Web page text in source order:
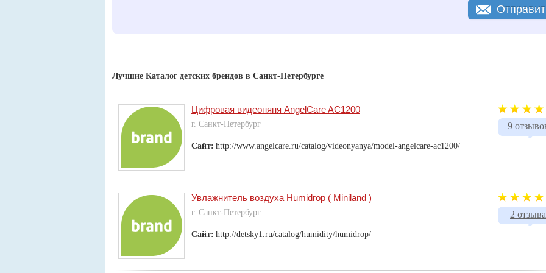
Лучшие Каталог детских брендов в Санкт-Петербурге
9
Цифровая видеоняня AngelCare AC1200
г. Санкт-Петербург
Сайт: http://www.angelcare.ru/catalog/videonyanya/model-angelcare-ac1200/
2 отзыва
Увлажнитель воздуха Humidrop ( Miniland )
г. Санкт-Петербург
Сайт: http://detsky1.ru/catalog/humidity/humidrop/